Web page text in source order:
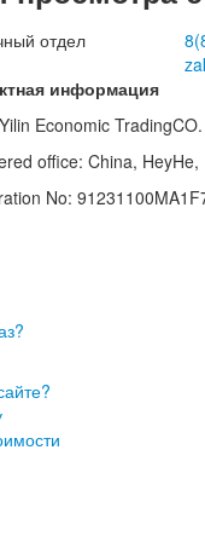
отдел
информация
Economic
office: China, HeyHe,
No: